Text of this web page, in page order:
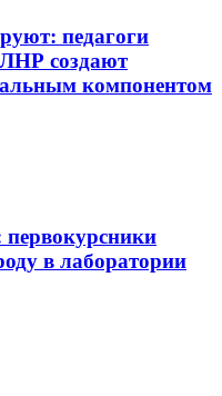
педагоги
создают
компонентом
в лаборатории